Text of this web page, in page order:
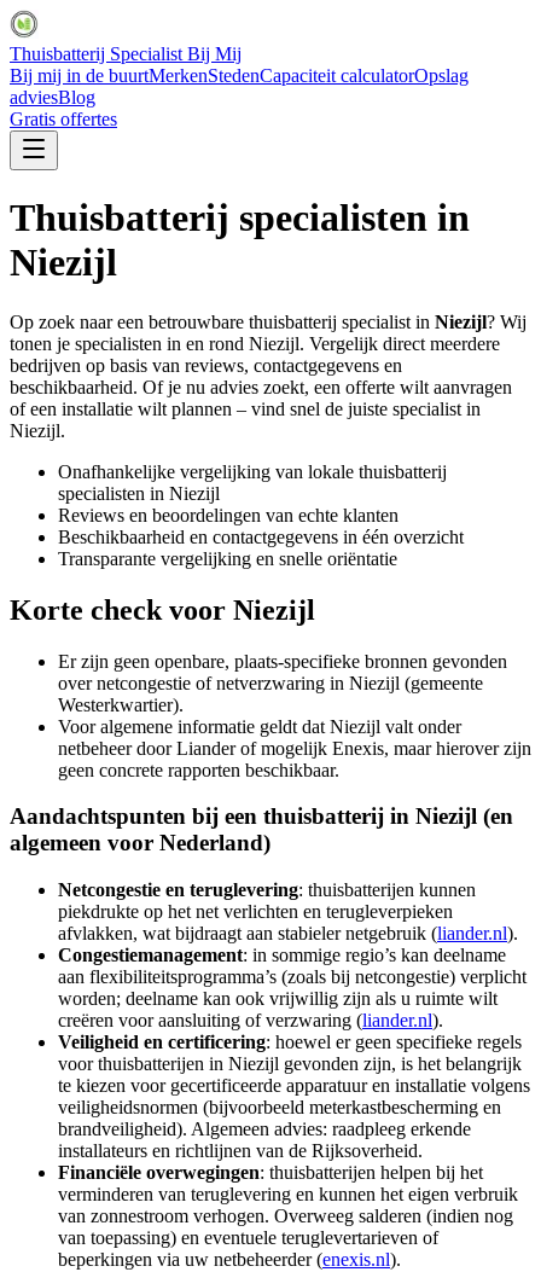
Thuisbatterij Specialist Bij Mij
Bij mij in de buurtMerkenStedenCapaciteit calculatorOpslag
adviesBlog
Gratis offertes
Thuisbatterij specialisten in
Niezijl
Op zoek naar een betrouwbare thuisbatterij specialist in Niezijl? Wij
tonen je specialisten in en rond Niezijl. Vergelijk direct meerdere
bedrijven op basis van reviews, contactgegevens en
beschikbaarheid. Of je nu advies zoekt, een offerte wilt aanvragen
of een installatie wilt plannen – vind snel de juiste specialist in
Niezijl.
Onafhankelijke vergelijking van lokale thuisbatterij
specialisten in Niezijl
Reviews en beoordelingen van echte klanten
Beschikbaarheid en contactgegevens in één overzicht
Transparante vergelijking en snelle oriëntatie
Korte check voor Niezijl
Er zijn geen openbare, plaats-specifieke bronnen gevonden
over netcongestie of netverzwaring in Niezijl (gemeente
Westerkwartier).
Voor algemene informatie geldt dat Niezijl valt onder
netbeheer door Liander of mogelijk Enexis, maar hierover zijn
geen concrete rapporten beschikbaar.
Aandachtspunten bij een thuisbatterij in Niezijl (en
algemeen voor Nederland)
Netcongestie en teruglevering: thuisbatterijen kunnen
piekdrukte op het net verlichten en terugleverpieken
afvlakken, wat bijdraagt aan stabieler netgebruik (liander.nl).
Congestiemanagement: in sommige regio’s kan deelname
aan flexibiliteitsprogramma’s (zoals bij netcongestie) verplicht
worden; deelname kan ook vrijwillig zijn als u ruimte wilt
creëren voor aansluiting of verzwaring (liander.nl).
Veiligheid en certificering: hoewel er geen specifieke regels
voor thuisbatterijen in Niezijl gevonden zijn, is het belangrijk
te kiezen voor gecertificeerde apparatuur en installatie volgens
veiligheidsnormen (bijvoorbeeld meterkastbescherming en
brandveiligheid). Algemeen advies: raadpleeg erkende
installateurs en richtlijnen van de Rijksoverheid.
Financiële overwegingen: thuisbatterijen helpen bij het
verminderen van teruglevering en kunnen het eigen verbruik
van zonnestroom verhogen. Overweeg salderen (indien nog
van toepassing) en eventuele teruglevertarieven of
beperkingen via uw netbeheerder (enexis.nl).